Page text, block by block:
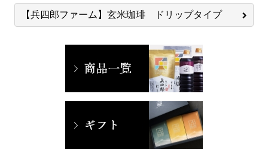
【兵四郎ファーム】玄米珈琲 ドリップタイプ